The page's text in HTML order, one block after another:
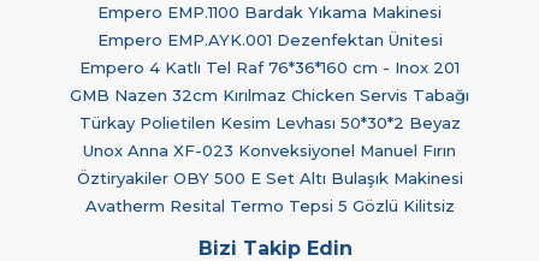
Empero EMP.1100 Bardak Yıkama Makinesi
Empero EMP.AYK.001 Dezenfektan Ünitesi
Empero 4 Katlı Tel Raf 76*36*160 cm - Inox 201
GMB Nazen 32cm Kırılmaz Chicken Servis Tabağı
Türkay Polietilen Kesim Levhası 50*30*2 Beyaz
Unox Anna XF-023 Konveksiyonel Manuel Fırın
Öztiryakiler OBY 500 E Set Altı Bulaşık Makinesi
Avatherm Resital Termo Tepsi 5 Gözlü Kilitsiz
Bizi Takip Edin